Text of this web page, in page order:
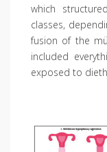
which
classes,
fusion of the
included
exposed to